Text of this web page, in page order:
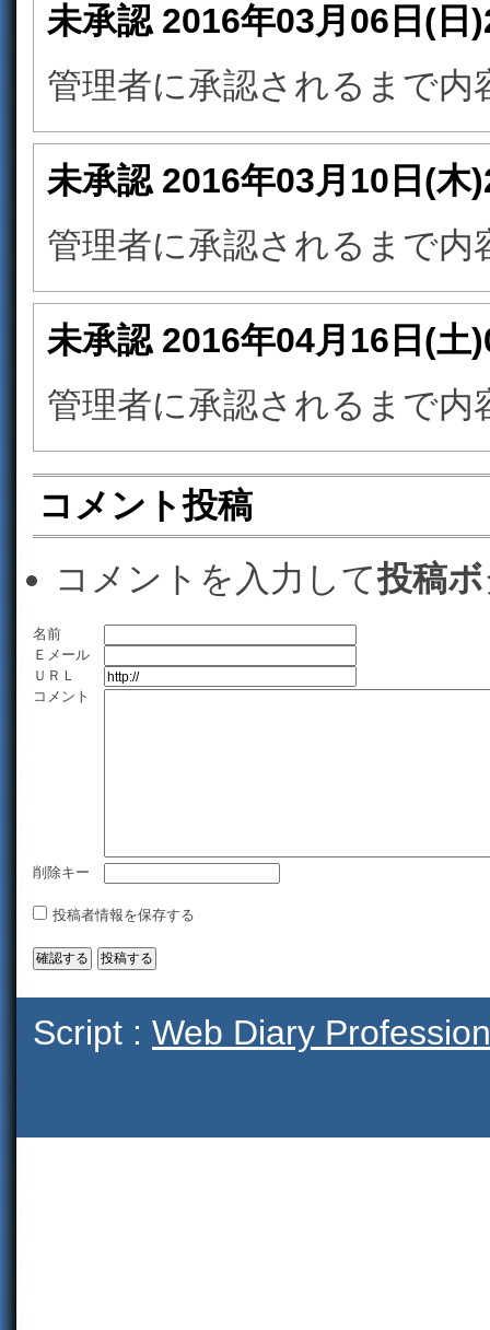
未承認 2016年03月06日(日
管理者に承認されるまで
未承認 2016年03月10日(木
管理者に承認されるまで
未承認 2016年04月16日(土
管理者に承認されるまで
コメント投稿
コメントを入力して投稿
名前
Ｅメール
ＵＲＬ
コメント
削除キー
投稿者情報を保存する
Script : Web Diary